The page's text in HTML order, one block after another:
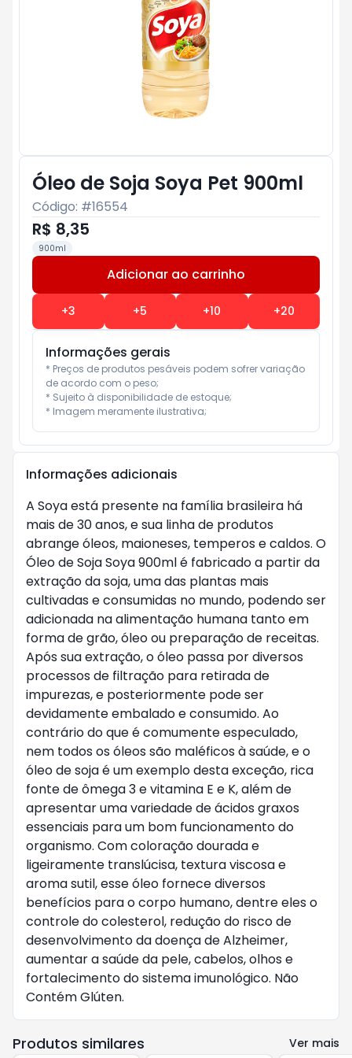
Óleo de Soja Soya Pet 900ml
Código: #16554
R$ 8,35
900ml
Adicionar ao carrinho
+3 +5 +10 +20
Informações gerais
* Preços de produtos pesáveis podem sofrer variação
de acordo com o peso;
* Sujeito à disponibilidade de estoque;
* Imagem meramente ilustrativa;
Informações adicionais
A Soya está presente na família brasileira há
mais de 30 anos, e sua linha de produtos
abrange óleos, maioneses, temperos e caldos. O
Óleo de Soja Soya 900ml é fabricado a partir da
extração da soja, uma das plantas mais
cultivadas e consumidas no mundo, podendo ser
adicionada na alimentação humana tanto em
forma de grão, óleo ou preparação de receitas.
Após sua extração, o óleo passa por diversos
processos de filtração para retirada de
impurezas, e posteriormente pode ser
devidamente embalado e consumido. Ao
contrário do que é comumente especulado,
nem todos os óleos são maléficos à saúde, e o
óleo de soja é um exemplo desta exceção, rica
fonte de ômega 3 e vitamina E e K, além de
apresentar uma variedade de ácidos graxos
essenciais para um bom funcionamento do
organismo. Com coloração dourada e
ligeiramente translúcisa, textura viscosa e
aroma sutil, esse óleo fornece diversos
benefícios para o corpo humano, dentre eles o
controle do colesterol, redução do risco de
desenvolvimento da doença de Alzheimer,
aumentar a saúde da pele, cabelos, olhos e
fortalecimento do sistema imunológico. Não
Contém Glúten.
Produtos similares Ver mais